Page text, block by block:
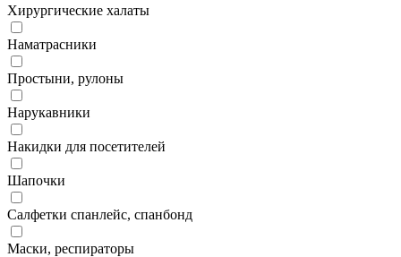
Хирургические халаты
Наматрасники
Простыни, рулоны
Нарукавники
Накидки для посетителей
Шапочки
Салфетки спанлейс, спанбонд
Маски, респираторы